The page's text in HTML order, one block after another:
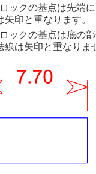
ックの基点は先端
印と重なります。
ックの基点は底の
は矢印と重なりま